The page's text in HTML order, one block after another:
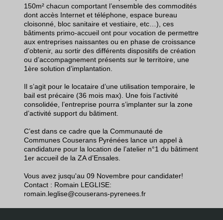
150m² chacun comportant l’ensemble des commodités
dont accès Internet et téléphone, espace bureau
cloisonné, bloc sanitaire et vestiaire, etc…), ces
bâtiments primo-accueil ont pour vocation de permettre
aux entreprises naissantes ou en phase de croissance
d’obtenir, au sortir des différents dispositifs de création
ou d’accompagnement présents sur le territoire, une
1ère solution d’implantation.
Il s’agit pour le locataire d’une utilisation temporaire, le
bail est précaire (36 mois max). Une fois l’activité
consolidée, l’entreprise pourra s’implanter sur la zone
d’activité support du bâtiment.
C’est dans ce cadre que la Communauté de
Communes Couserans Pyrénées lance un appel à
candidature pour la location de l’atelier n°1 du bâtiment
1er accueil de la ZA d’Ensales.
Vous avez jusqu'au 09 Novembre pour candidater!
Contact : Romain LEGLISE:
romain.leglise@couserans-pyrenees.fr